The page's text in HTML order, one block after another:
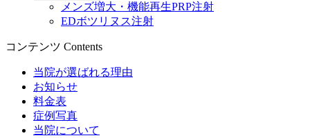
メンズ増大・機能再生PRP注射
EDボツリヌス注射
コンテンツ Contents
当院が選ばれる理由
お知らせ
料金表
症例写真
当院について